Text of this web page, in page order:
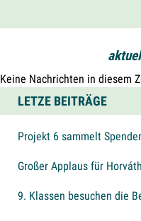
Keine Nachrichten in diesem
LETZE BEITRÄGE
Projekt 6 sammelt
Großer Applaus für
9. Klassen besuchen die